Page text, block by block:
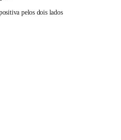
pelos dois lados